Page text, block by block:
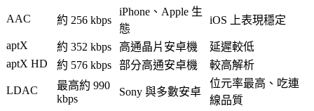
AAC 約 256 kbps
iPhone、Apple 生
態
iOS 上表現穩定
aptX 約 352 kbps 高通晶片安卓機
延遲較低
aptX HD
約 576 kbps 部分高通安卓機 較高解析
LDAC
最高約 990
kbps
Sony 與多數安卓
位元率最高、吃連
線品質